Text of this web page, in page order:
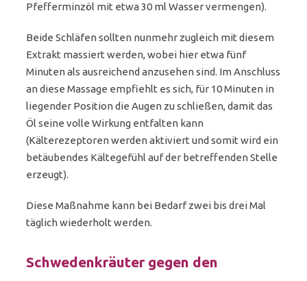
Pfefferminzöl mit etwa 30 ml Wasser vermengen).
Beide Schläfen sollten nunmehr zugleich mit diesem
Extrakt massiert werden, wobei hier etwa fünf
Minuten als ausreichend anzusehen sind. Im Anschluss
an diese Massage empfiehlt es sich, für 10 Minuten in
liegender Position die Augen zu schließen, damit das
Öl seine volle Wirkung entfalten kann
(Kälterezeptoren werden aktiviert und somit wird ein
betäubendes Kältegefühl auf der betreffenden Stelle
erzeugt).
Diese Maßnahme kann bei Bedarf zwei bis drei Mal
täglich wiederholt werden.
Schwedenkräuter gegen den